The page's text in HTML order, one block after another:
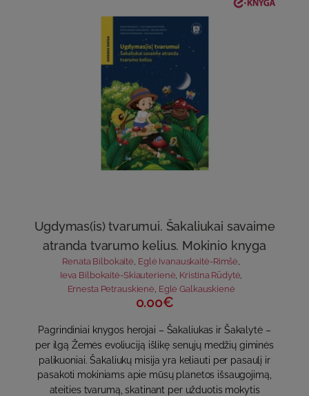
Ugdymas(is) tvarumui. Šakaliukai savaime
atranda tvarumo kelius. Mokinio knyga
Renata Bilbokaitė, Eglė Ivanauskaitė-Rimšė,
Ieva Bilbokaitė-Skiauterienė, Kristina Rūdytė,
Ernesta Petrauskienė Eglė Galkauskienė
0.00€
Pagrindiniai knygos herojai – Šakaliukas ir Šakalytė –
per ilgą Žemės evoliuciją išlikę senųjų medžių giminės
palikuoniai. Šakaliukų misija yra keliauti per pasaulį ir
pasakoti mokiniams apie mūsų planetos išsaugojimą,
ateities tvarumą, skatinant per užduotis mokytis